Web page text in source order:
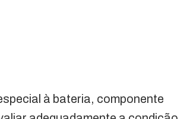
à bateria, componente